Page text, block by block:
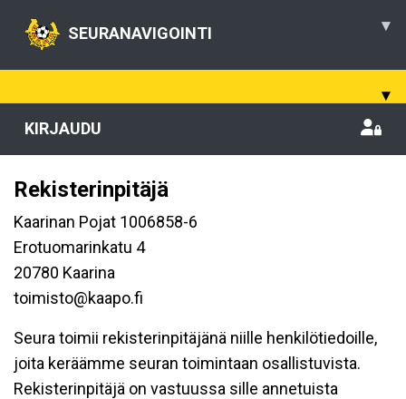
SEURANAVIGOINTI ▾
▾
KIRJAUDU
Rekisterinpitäjä
Kaarinan Pojat 1006858-6
Erotuomarinkatu 4
20780 Kaarina
toimisto@kaapo.fi
Seura toimii rekisterinpitäjänä niille henkilötiedoille,
joita keräämme seuran toimintaan osallistuvista.
Rekisterinpitäjä on vastuussa sille annetuista